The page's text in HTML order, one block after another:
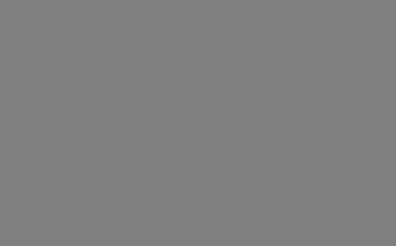
- menu openen